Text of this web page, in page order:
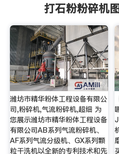
打石粉粉碎机
潍坊市精华粉体工程设备有限公
司,粉碎机,气流粉碎机,超细 为
您展示潍坊市精华粉体工程设备
有限公司AB系列气流粉碎机、
AF系列气流分级机、GX系列颗
粒干洗机以全新的专利技术和先